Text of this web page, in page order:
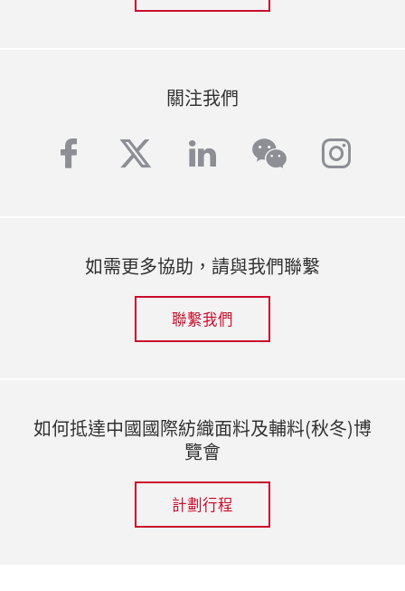
關注我們
facebook
twitterlinkedinwechat
如需更多協助，請與我們聯繫
聯繫我們
如何抵達中國國際紡織面料及輔料(秋冬)博
覽會
計劃行程